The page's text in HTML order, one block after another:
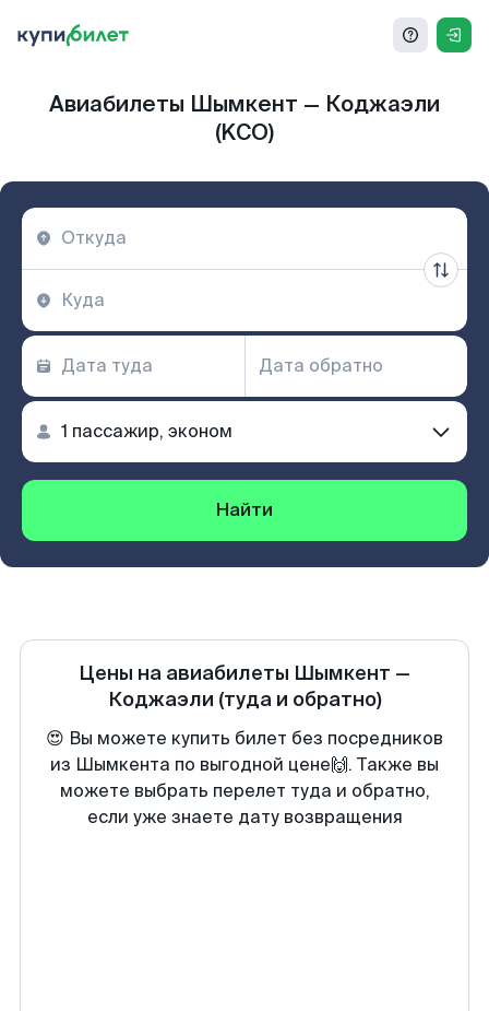
Авиабилеты Шымкент — Коджаэли
(KCO)
Найти
Цены на авиабилеты Шымкент —
Коджаэли (туда и обратно)
😍 Вы можете купить билет без посредников
из Шымкента по выгодной цене🙌. Также вы
можете выбрать перелет туда и обратно,
если уже знаете дату возвращения